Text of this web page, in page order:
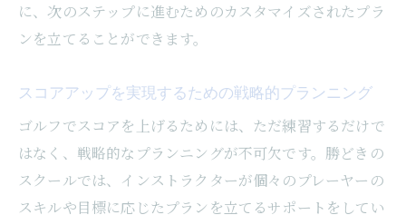
に、次のステップに進むためのカスタマイズされたプラ
ンを立てることができます。
スコアアップを実現するための戦略的プランニング
ゴルフでスコアを上げるためには、ただ練習するだけで
はなく、戦略的なプランニングが不可欠です。勝どきの
スクールでは、インストラクターが個々のプレーヤーの
スキルや目標に応じたプランを立てるサポートをしてい